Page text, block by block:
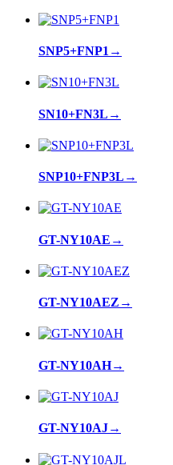
SNP5+FNP1 →
SN10+FN3L →
SNP10+FNP3L →
GT-NY10AE →
GT-NY10AEZ →
GT-NY10AH→
GT-NY10AJ→